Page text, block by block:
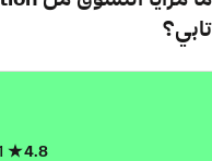
تابي؟
4.8